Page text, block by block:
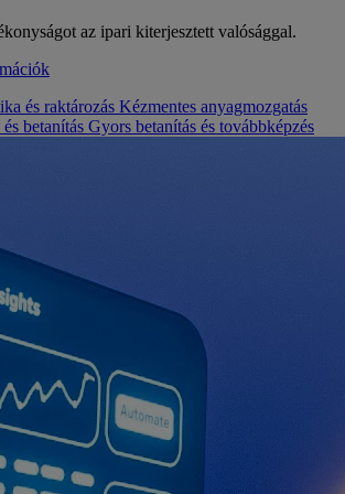
az ipari kiterjesztett valósággal.
és raktározás Kézmentes anyagmozgatás
betanítás Gyors betanítás és továbbképzés